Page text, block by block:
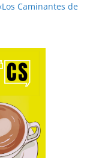
Caminantes de